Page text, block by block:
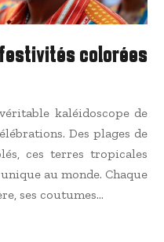
colorées
kaléidoscope de
Des plages de
ces terres tropicales
au monde. Chaque
ses coutumes…